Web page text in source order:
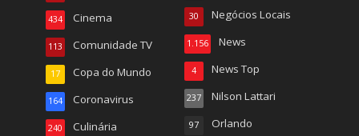
Cinema
434
Comunidade TV
113
Copa do Mundo
17
Coronavirus
164
Culinária
240
Negócios Locais
30
News
1.156
News Top
4
Nilson Lattari
237
Orlando
97